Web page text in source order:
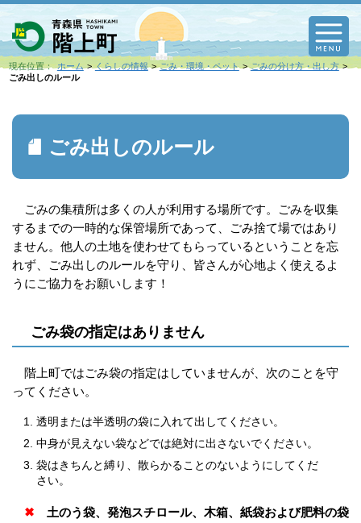
現在位置： ホーム くらしの情報 ごみ・環境・ペット
ごみの分け方・出し方
ごみ出しのルール
ごみ出しのルール
ごみの集積所は多くの人が利用する場所です。ごみを収集
するまでの一時的な保管場所であって、ごみ捨て場ではあり
ません。他人の土地を使わせてもらっているということを忘
れず、ごみ出しのルールを守り、皆さんが心地よく使えるよ
うにご協力をお願いします！
ごみ袋の指定はありません
階上町ではごみ袋の指定はしていませんが、次のことを守
ってください。
透明または半透明の袋に入れて出してください。
中身が見えない袋などでは絶対に出さないでください。
袋はきちんと縛り、散らかることのないようにしてくだ
さい。
✖ 土のう袋、発泡スチロール、木箱、紙袋および肥料の袋